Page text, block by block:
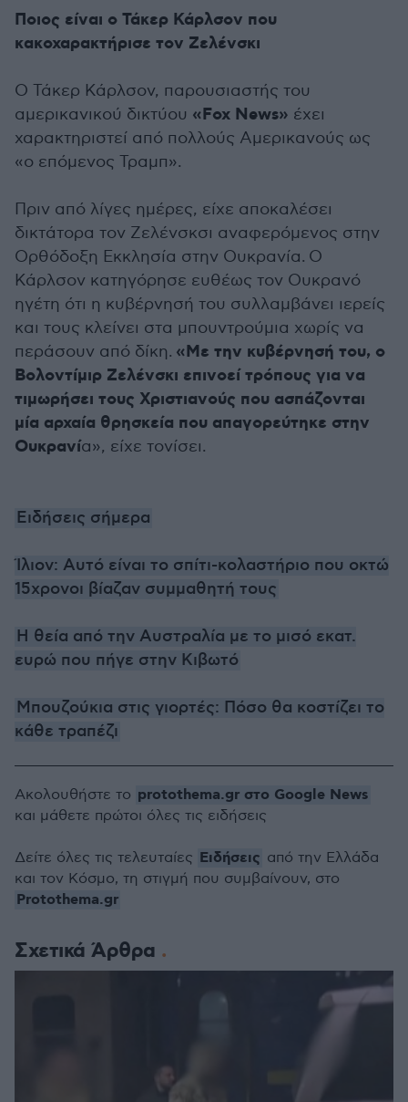
Ποιος είναι ο Τάκερ Κάρλσον που
κακοχαρακτήρισε τον Ζελένσκι
Ο Τάκερ Κάρλσον, παρουσιαστής του
αμερικανικού δικτύου «Fox News» έχει
χαρακτηριστεί από πολλούς Αμερικανούς ως
«ο επόμενος Τραμπ».
Πριν από λίγες ημέρες, είχε αποκαλέσει
δικτάτορα τον Ζελένσκσι αναφερόμενος στην
Ορθόδοξη Εκκλησία στην Ουκρανία. Ο
Κάρλσον κατηγόρησε ευθέως τον Ουκρανό
ηγέτη ότι η κυβέρνησή του συλλαμβάνει ιερείς
και τους κλείνει στα μπουντρούμια χωρίς να
περάσουν από δίκη. «Με την κυβέρνησή του, ο
Βολοντίμιρ Ζελένσκι επινοεί τρόπους για να
τιμωρήσει τους Χριστιανούς που ασπάζονται
μία αρχαία θρησκεία που απαγορεύτηκε στην
Ουκρανία», είχε τονίσει.
Ειδήσεις σήμερα
Ίλιον: Αυτό είναι το σπίτι-κολαστήριο που οκτώ
15χρονοι βίαζαν συμμαθητή τους
Η θεία από την Αυστραλία με το μισό εκατ.
ευρώ που πήγε στην Κιβωτό
Μπουζούκια στις γιορτές: Πόσο θα κοστίζει το
κάθε τραπέζι
Σχετικά Άρθρα
Ακολουθήστε το protothema.gr στο Google News
και μάθετε πρώτοι όλες τις ειδήσεις
Δείτε όλες τις τελευταίες Ειδήσεις από την Ελλάδα
και τον Κόσμο, τη στιγμή που συμβαίνουν, στο
Protothema.gr